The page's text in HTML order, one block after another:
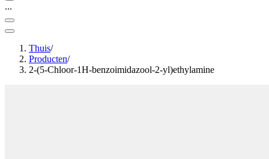
...
Thuis/
Producten/
2-(5-Chloor-1H-benzoimidazool-2-yl)ethylamine